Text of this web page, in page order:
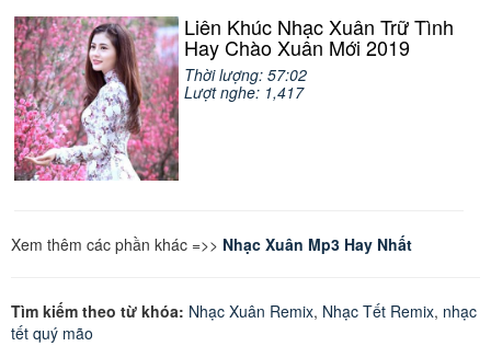
Liên Khúc Nhạc Xuân Trữ Tình
Hay Chào Xuân Mới 2019
Thời lượng: 57:02
Lượt nghe: 1,417
Xem thêm các phần khác =>> Nhạc Xuân Mp3 Hay Nhất
Tìm kiếm theo từ khóa: Nhạc Xuân Remix, Nhạc Tết Remix, nhạc
tết quý mão